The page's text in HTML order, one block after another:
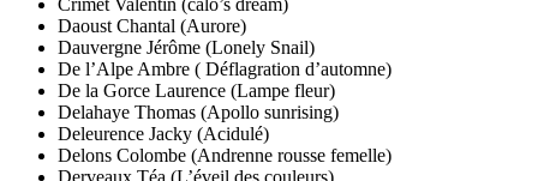
Daoust Chantal (Aurore)
Dauvergne Jérôme (Lonely Snail)
De l’Alpe Ambre ( Déflagration d’automne)
De la Gorce Laurence (Lampe fleur)
Delahaye Thomas (Apollo sunrising)
Deleurence Jacky (Acidulé)
Delons Colombe (Andrenne rousse femelle)
Derveaux Téa (L’éveil des couleurs)